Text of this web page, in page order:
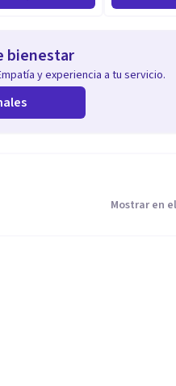
bienestar
y experiencia a tu servicio.
Mostrar en